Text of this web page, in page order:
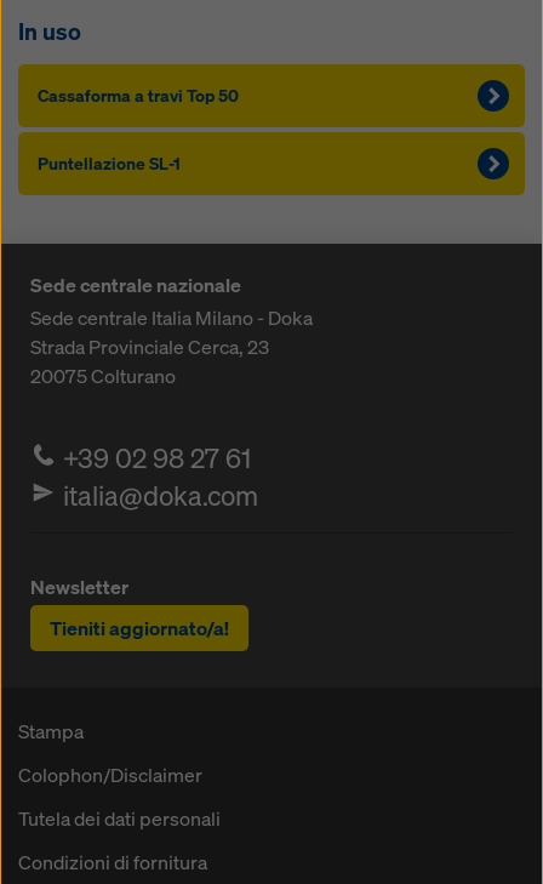
In uso
Cas­saforma a travi Top 50
Puntellazione SL-1
Sede centrale nazionale
Sede centrale Italia Milano - Doka
Strada Provinciale Cerca, 23
20075Colturano
+39 02 98 27 61
italia@doka.com
Newsletter
Tieniti aggiornato/a!
Stampa
Colophon/Disclaimer
Tutela dei dati personali
Condizioni di fornitura